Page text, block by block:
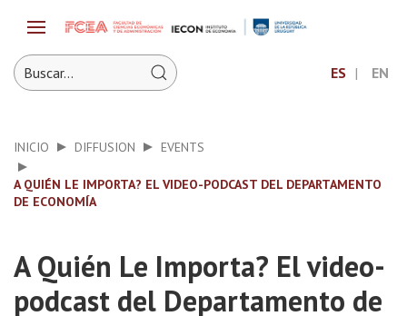
ES EN
INICIO DIFFUSION EVENTS
A QUIÉN LE IMPORTA? EL VIDEO-PODCAST DEL DEPARTAMENTO
DE ECONOMÍA
A Quién Le Importa? El video-
podcast del Departamento de